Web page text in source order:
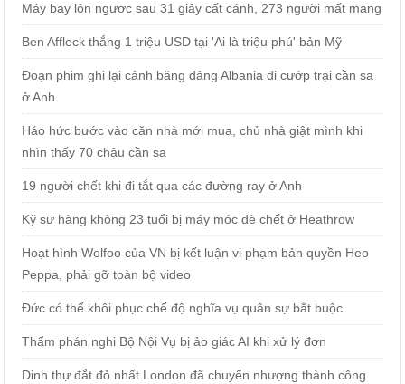
Máy bay lộn ngược sau 31 giây cất cánh, 273 người mất mạng
Ben Affleck thắng 1 triệu USD tại 'Ai là triệu phú' bản Mỹ
Đoạn phim ghi lại cảnh băng đảng Albania đi cướp trại cần sa
ở Anh
Háo hức bước vào căn nhà mới mua, chủ nhà giật mình khi
nhìn thấy 70 chậu cần sa
19 người chết khi đi tắt qua các đường ray ở Anh
Kỹ sư hàng không 23 tuổi bị máy móc đè chết ở Heathrow
Hoạt hình Wolfoo của VN bị kết luận vi phạm bản quyền Heo
Peppa, phải gỡ toàn bộ video
Đức có thể khôi phục chế độ nghĩa vụ quân sự bắt buộc
Thẩm phán nghi Bộ Nội Vụ bị ảo giác AI khi xử lý đơn
Dinh thự đắt đỏ nhất London đã chuyển nhượng thành công